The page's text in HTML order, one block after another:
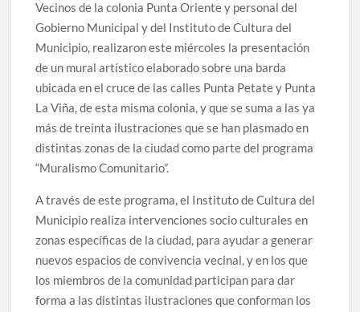
celebrarse en Delicias
Amplía Biblioteca Central “Carlos Montemayor”
actividades gratuitas para este mes de julio
Vecinos de la colonia Punta Oriente y personal del
Gobierno Municipal y del Instituto de Cultura del
Municipio, realizaron este miércoles la presentación
de un mural artístico elaborado sobre una barda
ubicada en el cruce de las calles Punta Petate y Punta
La Viña, de esta misma colonia, y que se suma a las ya
más de treinta ilustraciones que se han plasmado en
distintas zonas de la ciudad como parte del programa
“Muralismo Comunitario”.
A través de este programa, el Instituto de Cultura del
Municipio realiza intervenciones socio culturales en
zonas específicas de la ciudad, para ayudar a generar
nuevos espacios de convivencia vecinal, y en los que
los miembros de la comunidad participan para dar
forma a las distintas ilustraciones que conforman los